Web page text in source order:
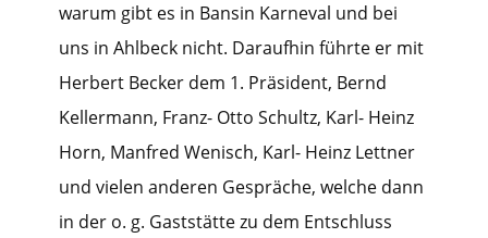
warum gibt es in Bansin Karneval und bei
uns in Ahlbeck nicht. Daraufhin führte er mit
Herbert Becker dem 1. Präsident, Bernd
Kellermann, Franz- Otto Schultz, Karl- Heinz
Horn, Manfred Wenisch, Karl- Heinz Lettner
und vielen anderen Gespräche, welche dann
in der o. g. Gaststätte zu dem Entschluss